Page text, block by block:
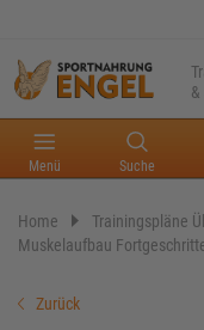
Menü Suche
Home
Trainingspläne
Muskelaufbau
Zurück